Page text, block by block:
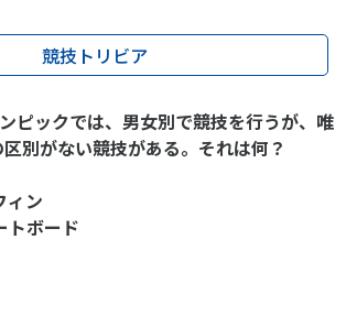
競技トリビア
ピックでは、男女別で競技を行うが、唯
別がない競技がある。それは何？
ン
ボード